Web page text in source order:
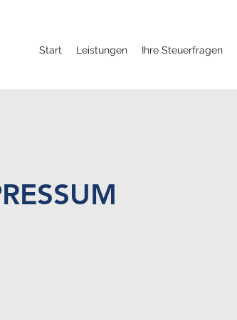
Start Leistungen Ihre Steuerfragen